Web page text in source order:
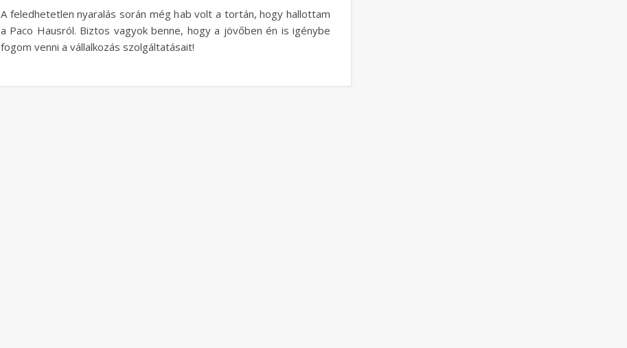
A feledhetetlen nyaralás során még hab volt a tortán, hogy hallottam
a Paco Hausról. Biztos vagyok benne, hogy a jövőben én is igénybe
fogom venni a vállalkozás szolgáltatásait!